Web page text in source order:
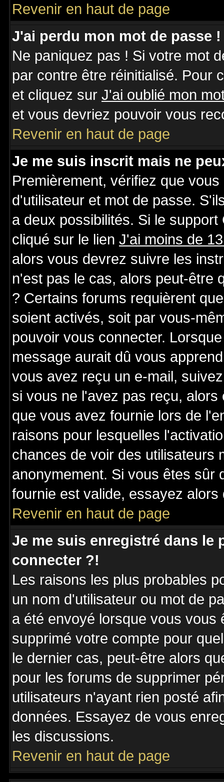
Revenir en haut de page
J'ai perdu mon mot de passe !
Ne paniquez pas ! Si votre mot
par contre être réinitialisé. Pour
et cliquez sur J'ai oublié mon
et vous devriez pouvoir vous
Revenir en haut de page
Je me suis inscrit mais ne
Premièrement, vérifiez que
d'utilisateur et mot de passe.
a deux possibilités. Si le
cliqué sur le lien J'ai moins de
alors vous devrez suivre les
n'est pas le cas, alors peut-être
? Certains forums requièrent
soient activés, soit par vous-
pouvoir vous connecter.
message aurait dû vous
vous avez reçu un e-mail,
si vous ne l'avez pas reçu,
que vous avez fournie lors de
raisons pour lesquelles
chances de voir des utilisateurs
anonymement. Si vous êtes sûr
fournie est valide, essayez
Revenir en haut de page
Je me suis enregistré dans le
connecter ?!
Les raisons les plus probables
un nom d'utilisateur ou mot de
a été envoyé lorsque vous
supprimé votre compte pour
le dernier cas, peut-être alors
pour les forums de supprimer
utilisateurs n'ayant rien posté
données. Essayez de vous
les discussions.
Revenir en haut de page